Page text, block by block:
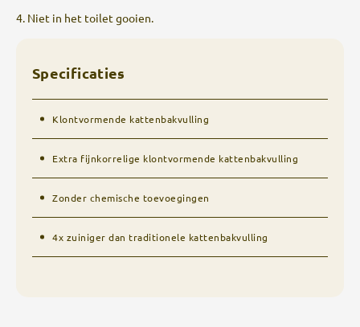
4. Niet in het toilet gooien.
Specificaties
Klontvormende kattenbakvulling
Extra fijnkorrelige klontvormende kattenbakvulling
Zonder chemische toevoegingen
4x zuiniger dan traditionele kattenbakvulling